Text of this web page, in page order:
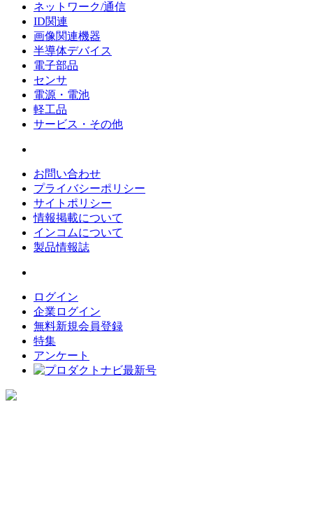
ネットワーク/通信
ID関連
画像関連機器
半導体デバイス
電子部品
センサ
電源・電池
軽工品
サービス・その他
お問い合わせ
プライバシーポリシー
サイトポリシー
情報掲載について
インコムについて
製品情報誌
ログイン
企業ログイン
無料新規会員登録
特集
アンケート